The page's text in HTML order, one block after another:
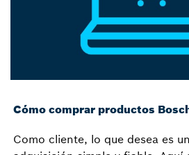
Cómo comprar productos
Como cliente, lo que desea es